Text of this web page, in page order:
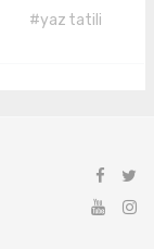
#yaz tatili